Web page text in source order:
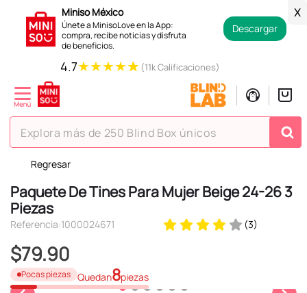
Miniso México
Únete a MinisoLove en la App:
compra, recibe noticias y disfruta
de beneficios.
Descargar
X
4.7★★★★★ (11k Calificaciones)
Explora más de 250 Blind Box únicos
Regresar
Paquete De Tines Para Mujer Beige 24-26 3
Piezas
Referencia:1000024671 (3)
$79.90
Pocas piezas Quedan8piezas
TÉRMINOS MÁS BUSCADOS
1.
hello kitty
2.
spiderman
4.
osito cariñosito
5.
llaveros